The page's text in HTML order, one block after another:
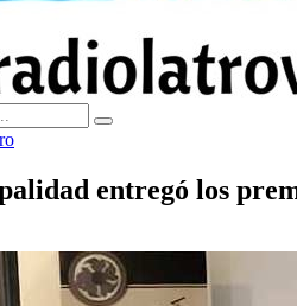
Search
entregó los